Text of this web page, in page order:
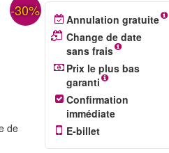
-30%
de
Annulation gratuite
Change de date
sans frais
Prix le plus bas
garanti
Confirmation
immédiate
E-billet